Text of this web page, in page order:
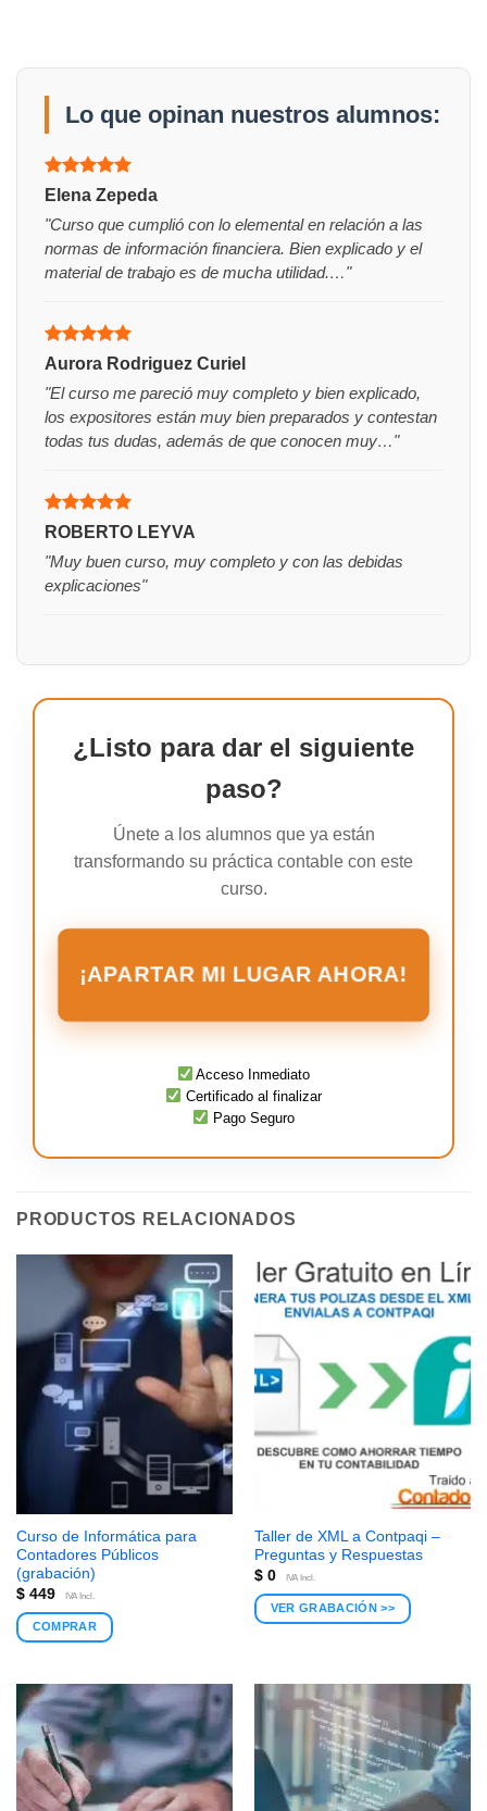
Lo que opinan nuestros alumnos:
Valorado
de 5
Elena Zepeda
"Curso que cumplió con lo elemental en relación a las
normas de información financiera. Bien explicado y el
material de trabajo es de mucha utilidad.…"
Valorado
Aurora Rodriguez Curiel
"El curso me pareció muy completo y bien explicado,
los expositores están muy bien preparados y contestan
todas tus dudas, además de que conocen muy…"
Valorado
ROBERTO LEYVA
"Muy buen curso, muy completo y con las debidas
explicaciones"
¿Listo para dar el siguiente
paso?
Únete a los alumnos que ya están
transformando su práctica contable con este
curso.
¡APARTAR MI LUGAR AHORA!
Acceso Inmediato
Certificado al finalizar
Pago Seguro
PRODUCTOS RELACIONADOS
Curso de Informática para
Contadores Públicos
(grabación)
$449 IVA Incl.
COMPRAR
Taller de XML a Contpaqi –
Preguntas y Respuestas
$0 IVA Incl.
VER GRABACIÓN >>